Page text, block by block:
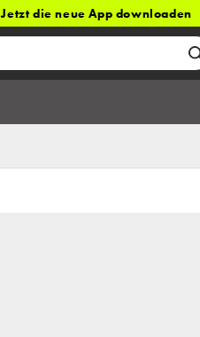
Jetzt die neue App downloaden